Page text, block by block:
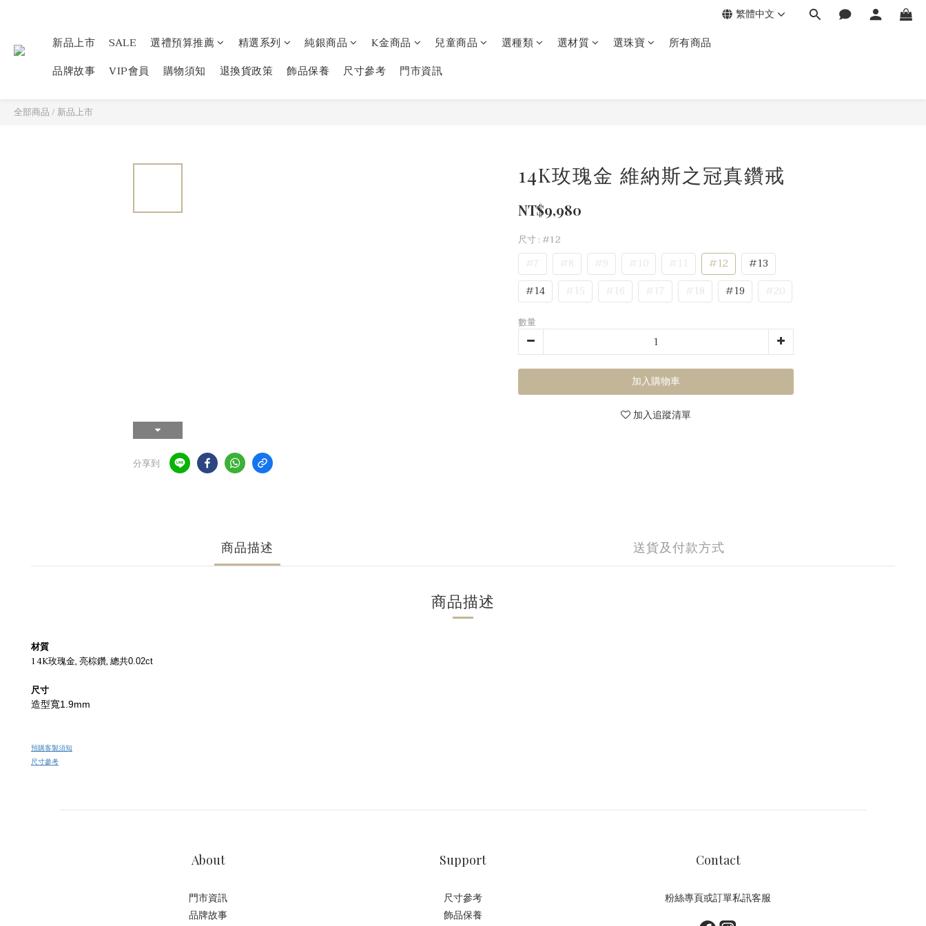
繁體中文
新品上市 SALE 選禮預算推薦 精選系列 純銀商品 K金商品 兒童商品 選種類 選材質 選珠寶
所有商品
品牌故事
VIP會員 購物須知 退換貨政策 飾品保養 尺寸參考 門市資訊
全部商品/新品上市
分享到
14K玫瑰金 維納斯之冠真鑽戒
NT$9,980
尺寸: #12
#7 #8 #9 #10 #11 #12
#13
#14
#15 #16 #17 #18 #19 #20
數量
加入購物車
加入追蹤清單
商品描述 送貨及付款方式
商品描述
材質
14K玫瑰金, 亮棕鑽, 總共0.02ct
尺寸
造型寬1.9mm
預購客製須知
尺寸參考
About
門市資訊
品牌故事
Support
尺寸參考
飾品保養
Contact
粉絲專頁或訂單私訊客服